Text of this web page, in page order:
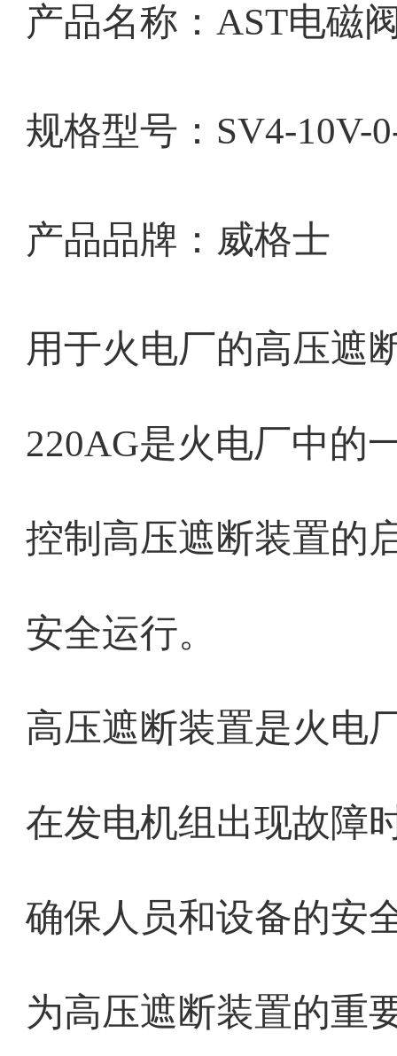
产品名称： AST电磁
规格型号： SV4-10V-
产品品牌：威格士
用于火电厂的高压遮
220AG是火电厂中的
控制高压遮断装置的
安全运行。
高压遮断装置是火电
在发电机组出现故障
确保人员和设备的安
为高压遮断装置的重